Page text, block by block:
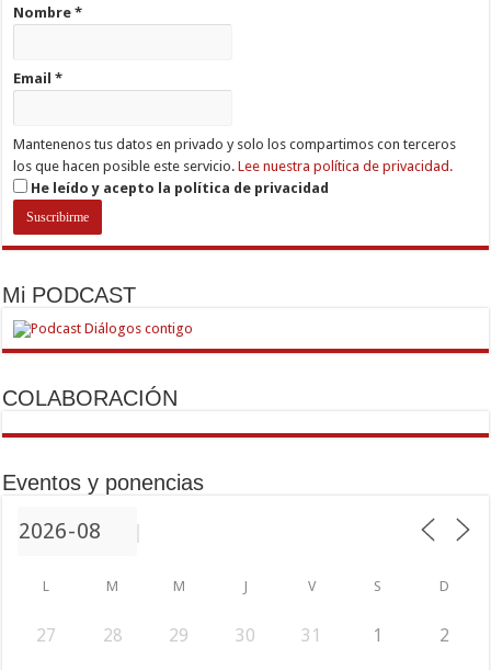
Nombre*
Email*
Mantenenos tus datos en privado y solo los compartimos con terceros
los que hacen posible este servicio.Lee nuestra política de privacidad.
He leído y acepto la política de privacidad
Mi PODCAST
COLABORACIÓN
Eventos y ponencias
L M M J V S D
27 28 29 30 31 1 2